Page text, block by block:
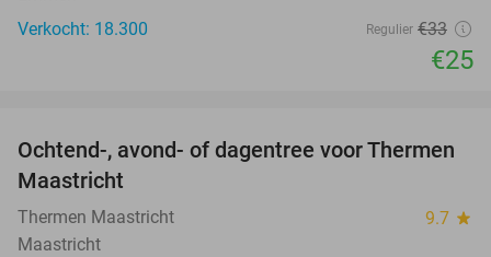
Verkocht: 18.300
Regulier €33
€25
25%
Ochtend-, avond- of dagentree voor Thermen
Maastricht
Thermen Maastricht 9.7 star
Maastricht